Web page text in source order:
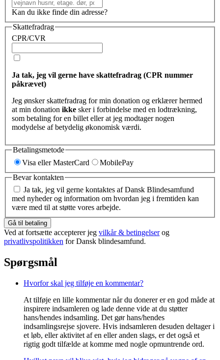
Kan du ikke finde din adresse?
Skattefradrag
CPR/CVR
Ja tak, jeg vil gerne have skattefradrag (CPR nummer
påkrævet)
Jeg ønsker skattefradrag for min donation og erklærer hermed
at min donation ikke sker i forbindelse med en lodtrækning,
som betaling for en billet eller at jeg modtager nogen
modydelse af betydelig økonomisk værdi.
Betalingsmetode
Visa eller MasterCard
MobilePay
Bevar kontakten
Ja tak, jeg vil gerne kontaktes af Dansk Blindesamfund
med nyheder og information om hvordan jeg i fremtiden kan
være med til at støtte vores arbejde.
Gå til betaling
Ved at fortsætte accepterer jeg vilkår & betingelserog
privatlivspolitikken for Dansk blindesamfund.
Spørgsmål
Hvorfor skal jeg tilføje en kommentar?
At tilføje en lille kommentar når du donerer er en god måde at
inspirere indsamleren og lade denne vide at du støtter
hans/hendes indsamling. Det gør hans/hendes
indsamlingsrejse sjovere. Hvis indsamleren desuden deltager i
et løb, eller aktivitet af en eller anden slags, er det også et
rigtig godt tilfælde at komme med nogle opmuntrende ord.